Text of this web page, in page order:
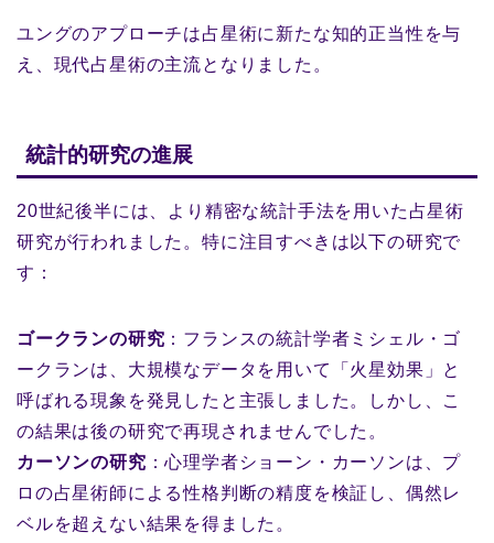
ユングのアプローチは占星術に新たな知的正当性を与
え、現代占星術の主流となりました。
統計的研究の進展
20世紀後半には、より精密な統計手法を用いた占星術
研究が行われました。特に注目すべきは以下の研究で
す：
ゴークランの研究 ：フランスの統計学者ミシェル・ゴ
ークランは、大規模なデータを用いて「火星効果」と
呼ばれる現象を発見したと主張しました。しかし、こ
の結果は後の研究で再現されませんでした。
カーソンの研究 ：心理学者ショーン・カーソンは、プ
ロの占星術師による性格判断の精度を検証し、偶然レ
ベルを超えない結果を得ました。